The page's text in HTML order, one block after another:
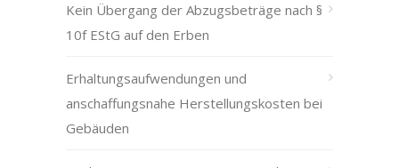
Kein Übergang der Abzugsbeträge nach §
10f EStG auf den Erben
Erhaltungsaufwendungen und
anschaffungsnahe Herstellungskosten bei
Gebäuden